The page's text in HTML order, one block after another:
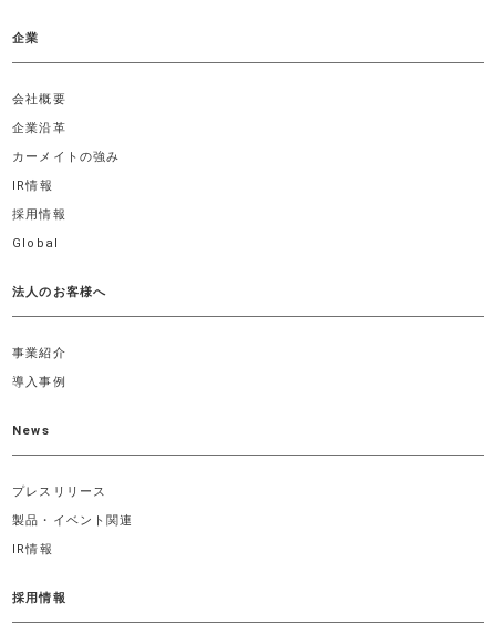
企業
会社概要
企業沿革
カーメイトの強み
IR情報
採用情報
Global
法人のお客様へ
事業紹介
導入事例
News
プレスリリース
製品・イベント関連
IR情報
採用情報